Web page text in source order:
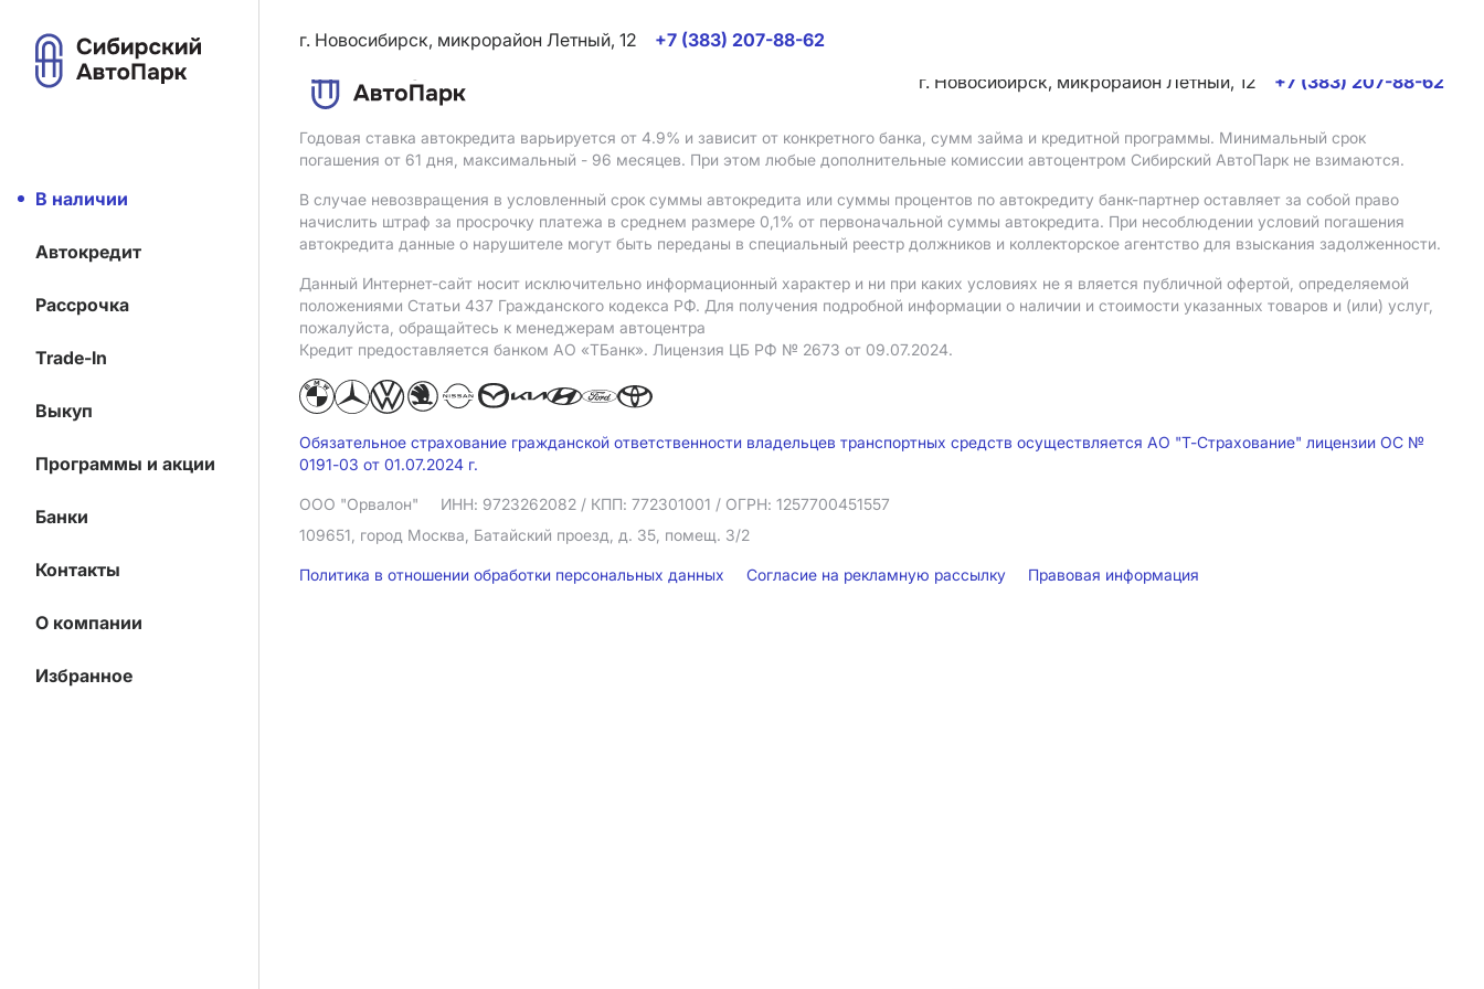
В наличии
Автокредит
Рассрочка
Trade-In
Выкуп
Программы и акции
Банки
Контакты
О компании
Избранное
г. Новосибирск, микрорайон Летный, 12
+7 (383) 207-88-62
г. Новосибирск, микрорайон Летный, 12
+7 (383) 207-88-62
Годовая ставка автокредита варьируется от 4.9% и зависит от конкретного банка, сумм займа и кредитной программы. Минимальный срок
погашения от 61 дня, максимальный - 96 месяцев. При этом любые дополнительные комиссии автоцентром Сибирский АвтоПарк не взимаются.
В случае невозвращения в условленный срок суммы автокредита или суммы процентов по автокредиту банк-партнер оставляет за собой право
начислить штраф за просрочку платежа в среднем размере 0,1% от первоначальной суммы автокредита. При несоблюдении условий погашения
автокредита данные о нарушителе могут быть переданы в специальный реестр должников и коллекторское агентство для взыскания задолженности.
Данный Интернет-сайт носит исключительно информационный характер и ни при каких условиях не я вляется публичной офертой, определяемой
положениями Статьи 437 Гражданского кодекса РФ. Для получения подробной информации о наличии и стоимости указанных товаров и (или) услуг,
пожалуйста, обращайтесь к менеджерам автоцентра
Кредит предоставляется банком АO «ТБанк». Лицензия ЦБ РФ № 2673 от 09.07.2024.
Обязательное страхование гражданской ответственности владельцев транспортных средств осуществляется АО "Т-Страхование" лицензии ОС №
0191-03 от 01.07.2024 г.
ООО "Орвалон" ИНН: 9723262082 / КПП: 772301001 / ОГРН: 1257700451557
109651, город Москва, Батайский проезд, д. 35, помещ. 3/2
Политика в отношении обработки персональных данных Согласие на рекламную рассылку Правовая информация